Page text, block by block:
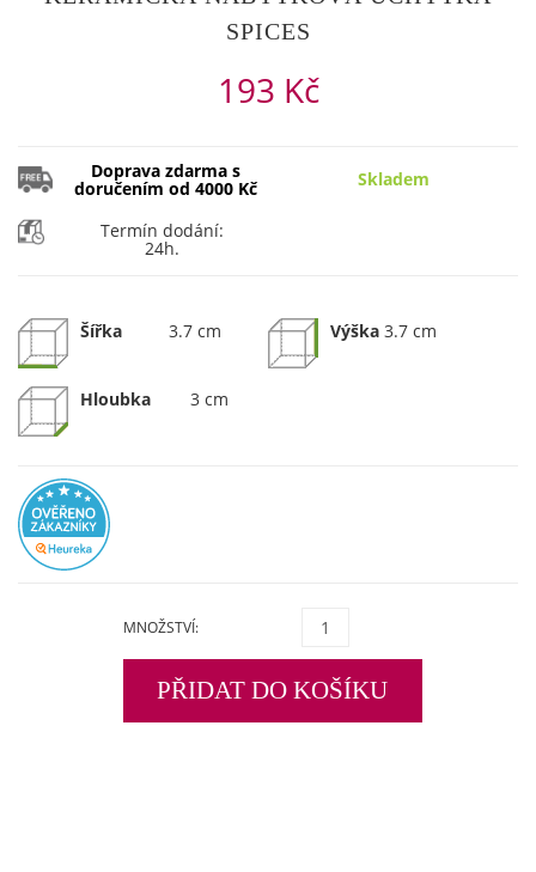
SPICES
193 Kč
Doprava zdarma s
doručením od 4000 Kč Skladem
Termín dodání:
24h.
Šířka 3.7 cm Výška 3.7 cm
Hloubka 3 cm
MNOŽSTVÍ:
PŘIDAT DO KOŠÍKU